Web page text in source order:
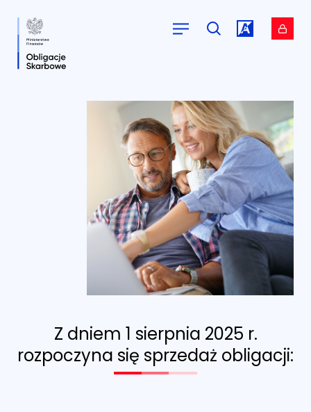
Przejdź do
serwisu.
Z dniem 1 sierpnia 2025 r.
rozpoczyna się sprzedaż obligacji: